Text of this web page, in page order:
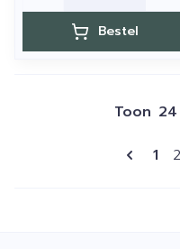
Bestel
U
1 2
Toon